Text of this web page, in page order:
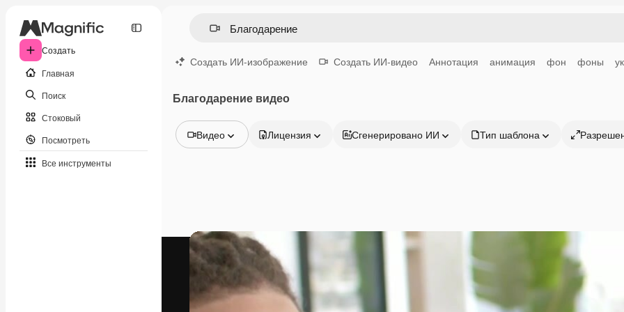
Создать
Главная
Поиск
Стоковый
Посмотреть
Все инструменты
Создать ИИ-изображение Создать ИИ-видео Аннотация анимация фон фоны
Благодарение видео
Видео
Видео
Видеоролик
Моушн-дизайн
Видеошаблоны
3D-модели
Шрифты
Лицензия Сгенерировано ИИ Тип шаблона
Продукция Начать